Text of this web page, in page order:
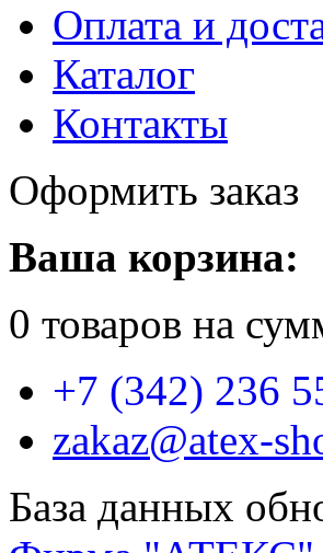
Оплата и
Каталог
Контакты
Оформить заказ
Ваша корзина:
0 товаров на
+7 (342) 236
zakaz@atex-
База данных